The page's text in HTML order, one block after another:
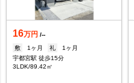
16万円 /--
敷
1ヶ月 礼
1ヶ月
宇都宮駅 徒歩15分
3LDK/89.42㎡